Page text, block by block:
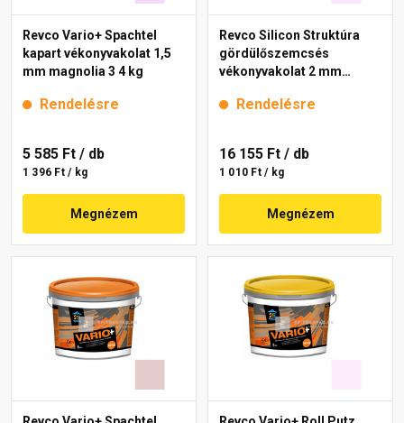
Revco Vario+ Spachtel
kapart vékonyvakolat 1,5
mm magnolia 3 4 kg
Rendelésre
5 585 Ft / db
1 396 Ft / kg
Megnézem
Revco Silicon Struktúra
gördülőszemcsés
vékonyvakolat 2 mm
Rendelésre
16 155 Ft / db
1 010 Ft / kg
Megnézem